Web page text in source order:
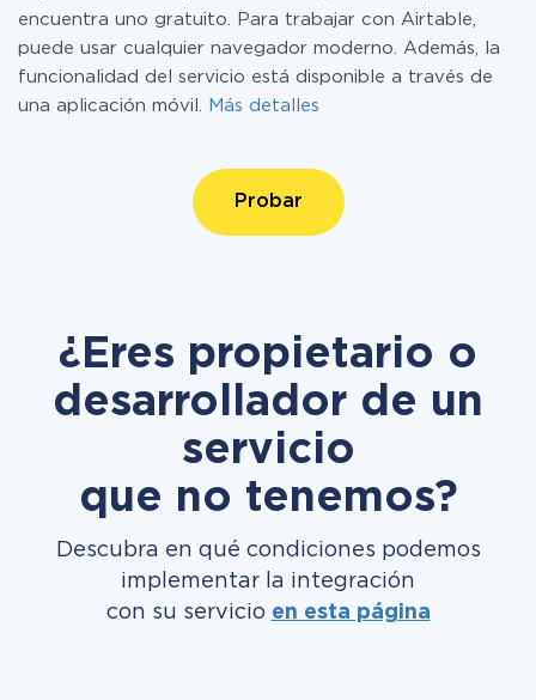
encuentra uno gratuito. Para trabajar con Airtable,
puede usar cualquier navegador moderno. Además, la
funcionalidad del servicio está disponible a través de
una aplicación móvil.
Más detalles
Probar
¿Eres propietario o
desarrollador de un
servicio
que no tenemos?
Descubra en qué condiciones podemos
implementar la integración
con su servicio en esta página